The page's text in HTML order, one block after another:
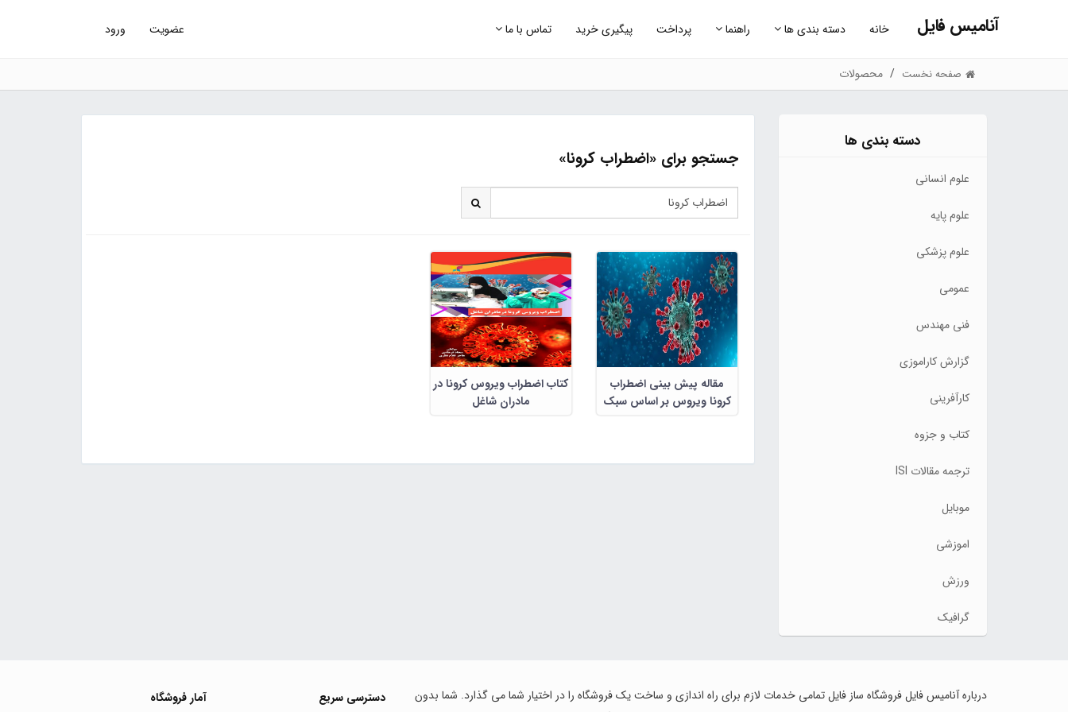
آنامیس فایل خانه دسته بندی ها راهنما پرداخت پیگیری خرید تماس با ما عضویت ورود
صفحه نخست محصولات
دسته بندی ها
علوم انسانی
علوم پایه
علوم پزشکی
عمومی
فنی مهندس
گزارش کاراموزی
کارآفرینی
کتاب و جزوه
ترجمه مقالات ISI
موبایل
اموزشی
ورزش
گرافیک
جستجو برای «اضطراب کرونا»
مقاله پیش بینی اضطراب
کرونا ویروس بر اساس سبک
کتاب اضطراب ویروس کرونا در
مادران شاغل
درباره آنامیس فایل فروشگاه ساز فایل تمامی خدمات لازم برای راه اندازی و ساخت یک فروشگاه را در اختیار شما می گذارد. شما بدون
دسترسی سریع آمار فروشگاه